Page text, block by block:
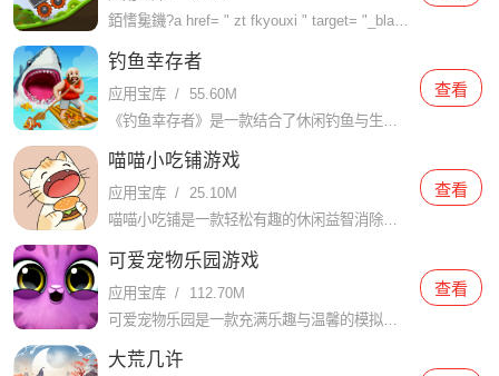
銆愭毚鐖?a href= " zt fkyouxi " target= "_blank ">鐤媯璧涜溅鍐呯疆鑿滃崟绠€浠嬨€? h3> 鏆寸埥鐤媯璧涜溅鍐呯疆鑿滃崟鏄竴娆惧厖婊?a href= " zt
钓鱼幸存者
应用宝库 / 55.60M
查看
喵喵小吃铺游戏
应用宝库 / 25.10M
喵喵小吃铺是一款轻松有趣的休闲益智消除游戏，结合了经典的三消规则和模拟经营元素。玩家将扮演一位小吃店的猫猫店长，通过消除相同的食物图案来完成关卡任务，赚取收入并扩大自己的店面。游戏采用清新卡通的画面风
查看
可爱宠物乐园游戏
应用宝库 /
112.70M
可爱宠物乐园是一款充满乐趣与温馨的模拟经营游戏。在这个游戏中，玩家将扮演一位宠物乐园的主人，负责照顾、训练和培育各种可爱的宠物，同时经营并扩展自己的宠物乐园，吸引更多的游客前来参观和互动。【可爱宠物乐
查看
大荒几许